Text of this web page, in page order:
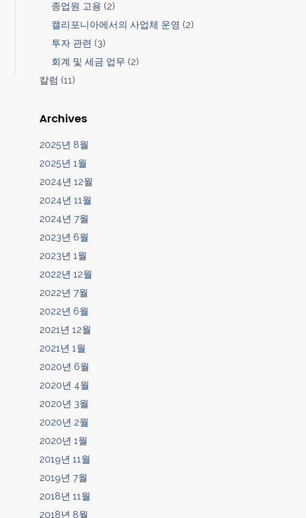
종업원 고용 (2)
캘리포니아에서의 사업체 운영 (2)
투자 관련 (3)
회계 및 세금 업무 (2)
칼럼 (11)
Archives
2025년 8월
2025년 1월
2024년 12월
2024년 11월
2024년 7월
2023년 6월
2023년 1월
2022년 12월
2022년 7월
2022년 6월
2021년 12월
2021년 1월
2020년 6월
2020년 4월
2020년 3월
2020년 2월
2020년 1월
2019년 11월
2019년 7월
2018년 11월
2018년 8월